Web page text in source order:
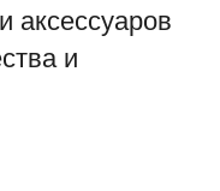
аксессуаров
и